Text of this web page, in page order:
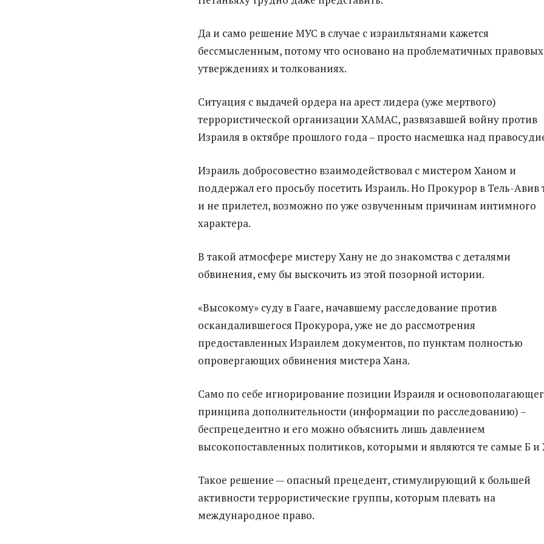
Да и само решение МУС в случае с израильтянами кажется
бессмысленным, потому что основано на проблематичных правовых
утверждениях и толкованиях.
Ситуация с выдачей ордера на арест лидера (уже мертвого)
террористической организации ХАМАС, развязавшей войну против
Израиля в октябре прошлого года – просто насмешка над
Израиль добросовестно взаимодействовал с мистером Ханом и
поддержал его просьбу посетить Израиль. Но Прокурор в Тель-Авив
и не прилетел, возможно по уже озвученным причинам интимного
характера.
В такой атмосфере мистеру Хану не до знакомства с деталями
обвинения, ему бы выскочить из этой позорной истории.
«Высокому» суду в Гааге, начавшему расследование против
оскандалившегося Прокурора, уже не до рассмотрения
предоставленных Израилем документов, по пунктам полностью
опровергающих обвинения мистера Хана.
Само по себе игнорирование позиции Израиля и
принципа дополнительности (информации по расследованию) –
беспрецедентно и его можно объяснить лишь давлением
высокопоставленных политиков, которыми и являются те самые Б и
Такое решение — опасный прецедент, стимулирующий к большей
активности террористические группы, которым плевать на
международное право.